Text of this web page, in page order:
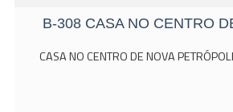
B-308 CASA NO CENTRO
CASA NO CENTRO DE NOVA